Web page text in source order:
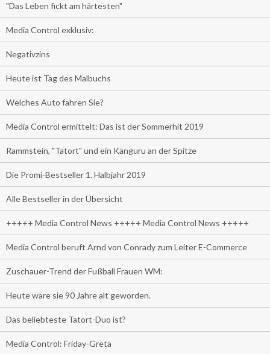
"Das Leben fickt am härtesten"
Media Control exklusiv:
Negativzins
Heute ist Tag des Malbuchs
Welches Auto fahren Sie?
Media Control ermittelt: Das ist der Sommerhit 2019
Rammstein, "Tatort" und ein Känguru an der Spitze
Die Promi-Bestseller 1. Halbjahr 2019
Alle Bestseller in der Übersicht
+++++ Media Control News +++++ Media Control News +++++
Media Control beruft Arnd von Conrady zum Leiter E-Commerce
Zuschauer-Trend der Fußball Frauen WM:
Heute wäre sie 90 Jahre alt geworden.
Das beliebteste Tatort-Duo ist?
Media Control: Friday-Greta